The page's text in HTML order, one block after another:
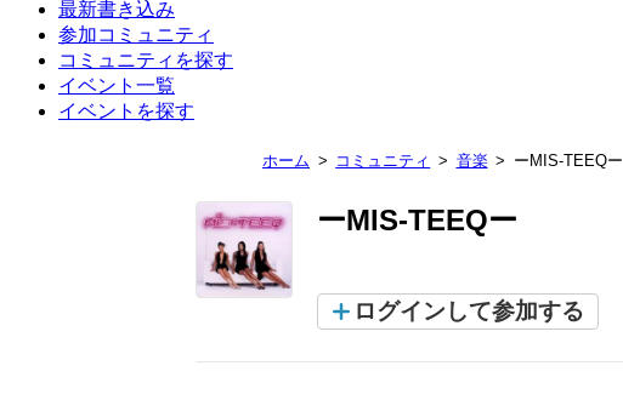
最新書き込み
参加コミュニティ
コミュニティを探す
イベント一覧
イベントを探す
ホーム コミュニティ 音楽 ーMIS-TEEQー
ーMIS-TEEQー
ログインして参加する